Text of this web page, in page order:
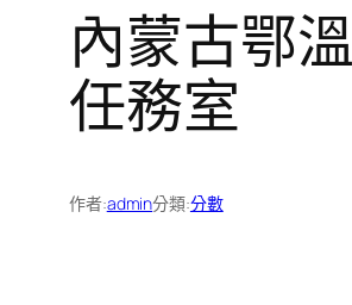
內蒙古鄂
任務室
作者:admin分類:分數